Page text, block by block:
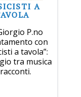
A
P.no
con
a tavola”:
tra musica